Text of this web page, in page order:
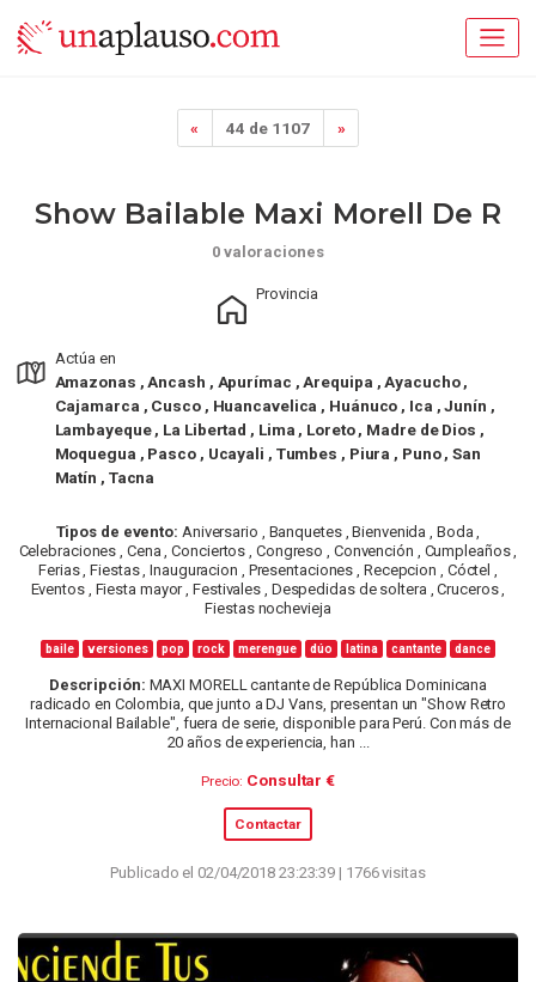
« 44 de 1107 »
Show Bailable Maxi Morell De R
0 valoraciones
Provincia
Actúa en
Amazonas , Ancash , Apurímac , Arequipa , Ayacucho ,
Cajamarca , Cusco , Huancavelica , Huánuco , Ica , Junín ,
Lambayeque , La Libertad , Lima , Loreto , Madre de Dios ,
Moquegua , Pasco , Ucayali , Tumbes , Piura , Puno , San
Matín , Tacna
Tipos de evento: Aniversario , Banquetes , Bienvenida , Boda ,
Celebraciones , Cena , Conciertos , Congreso , Convención , Cumpleaños ,
Ferias , Fiestas , Inauguracion , Presentaciones , Recepcion , Cóctel ,
Eventos , Fiesta mayor , Festivales , Despedidas de soltera , Cruceros ,
Fiestas nochevieja
baile versiones pop rock merengue dúo latina cantante dance
Descripción: MAXI MORELL cantante de República Dominicana
radicado en Colombia, que junto a DJ Vans, presentan un "Show Retro
Internacional Bailable", fuera de serie, disponible para Perú. Con más de
20 años de experiencia, han ...
Precio: Consultar €
Contactar
Publicado el 02/04/2018 23:23:39 | 1766 visitas